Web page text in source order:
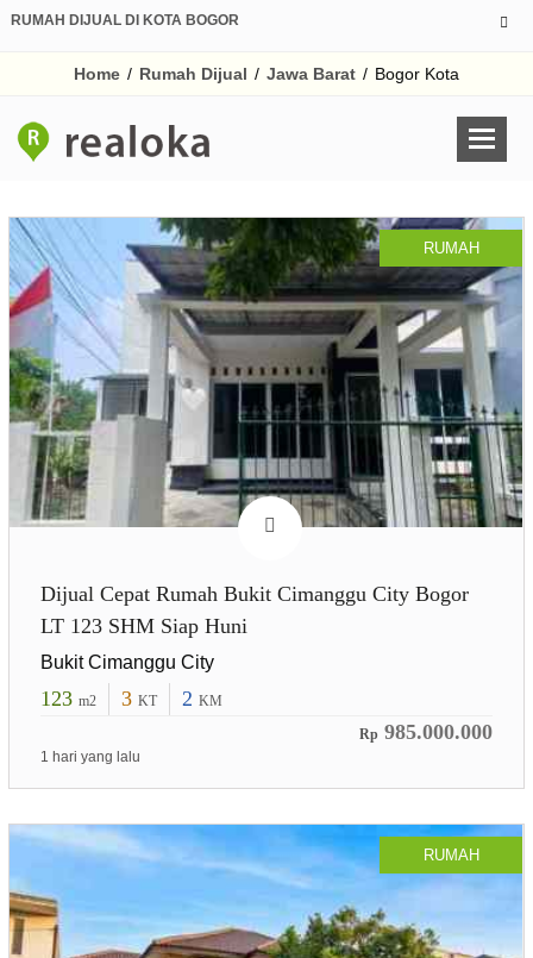
RUMAH DIJUAL DI KOTA BOGOR
Home / Rumah Dijual / Jawa Barat / Bogor Kota
RUMAH
Dijual Cepat Rumah Bukit Cimanggu City Bogor
LT 123 SHM Siap Huni
Bukit Cimanggu City
123 m2 3 KT 2 KM
Rp 985.000.000
1 hari yang lalu
RUMAH